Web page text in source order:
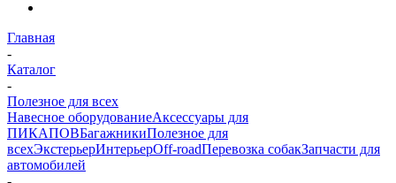
Главная
-
Каталог
-
Полезное для всех
Навесное оборудованиеАксессуары для
ПИКАПОВБагажникиПолезное для
всехЭкстерьерИнтерьерOff-roadПеревозка собакЗапчасти для
автомобилей